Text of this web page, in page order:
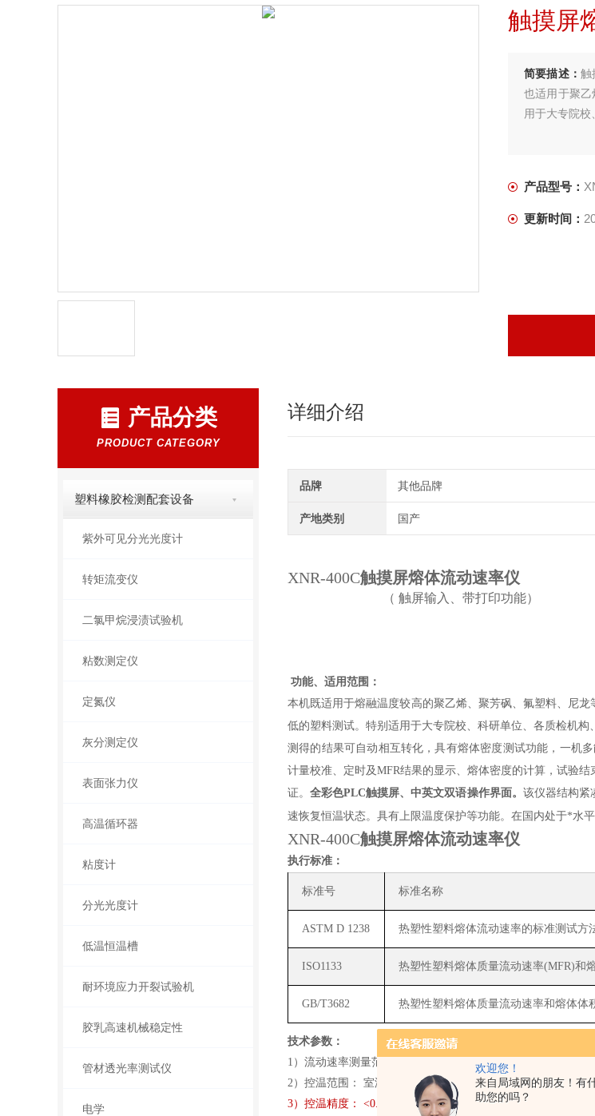
欢迎您！
来自局域网的朋友！有
助您的吗？
触摸屏
简要描述： 触
也适用于聚
用于大专院校
产品型号：
更新时间：
产品分类
PRODUCT CATEGORY
塑料橡胶检测配套设备
紫外可见分光光度计
转矩流变仪
二氯甲烷浸渍试验机
粘数测定仪
定氮仪
灰分测定仪
表面张力仪
高温循环器
粘度计
分光光度计
低温恒温槽
耐环境应力开裂试验机
胶乳高速机械稳定性
管材透光率测试仪
电学
详细介绍
品牌 其他品牌
产地类别 国产
XNR-400C触摸屏熔体流动速率仪
（ 触屏输入、带打印功能）
功能、适用范围：
本机既适用于熔融温度较高的聚乙烯、聚芳砜、氟塑料、尼
低的塑料测试。特别适用于大专院校、科研单位、各质检机构
测得的结果可自动相互转化，具有熔体密度测试功能，一机
计量校准、定时及MFR结果的显示、熔体密度的计算，试验
证。全彩色PLC触摸屏、中英文双语操作界面。 该仪器结构紧
速恢复恒温状态。具有上限温度保护等功能。在国内处于*水
XNR-400C触摸屏熔体流动速率仪
执行标准：
标准号 标准名称
ASTM D 1238 热塑性塑料熔体流动速率的标准测试方
ISO1133 热塑性塑料熔体质量流动速率(MFR)和
GB/T3682 热塑性塑料熔体质量流动速率和熔体体
技术参数：
1）流动速率测量范围：(0.01g—200g) /10min；
2）控温范围： 室温～450℃；
3）控温精度： <0.2℃；